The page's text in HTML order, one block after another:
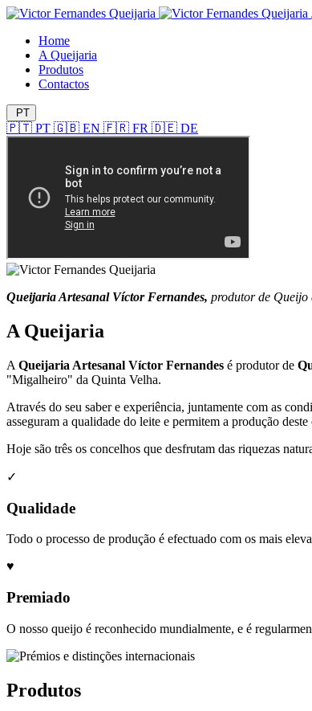
Home
A Queijaria
Produtos
Contactos
PT
🇵🇹 PT 🇬🇧 EN 🇫🇷 FR 🇩🇪 DE
Queijaria Artesanal Víctor Fernandes, produtor de Queijo
A Queijaria
A Queijaria Artesanal Víctor Fernandes é produtor de
"Migalheiro" da Quinta Velha.
Através do seu saber e experiência, juntamente com as
asseguram a qualidade do leite e permitem a produção
Hoje são três os concelhos que desfrutam das riquezas
✓
Qualidade
Todo o processo de produção é efectuado com os mais
♥
Premiado
O nosso queijo é reconhecido mundialmente, e é
Produtos